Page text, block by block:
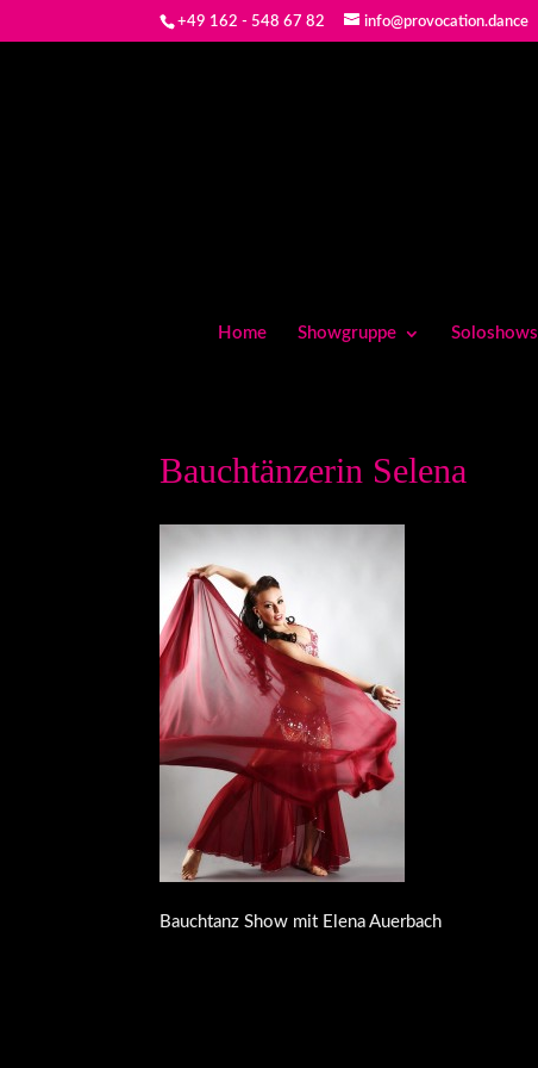
+49 162 - 548 67 82 info@provocation.dance
Home Showgruppe Soloshows
Bauchtänzerin Selena
Bauchtanz Show mit Elena Auerbach